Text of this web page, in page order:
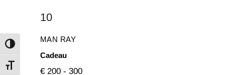
Attiva/disattiva alto contrasto
Attiva/disattiva dimensione testo
10
MAN RAY
Cadeau
€ 200 - 300